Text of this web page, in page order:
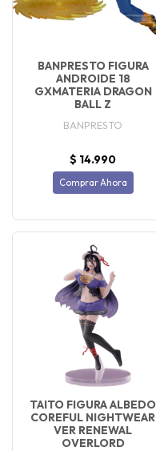
BANPRESTO FIGURA
ANDROIDE 18
GXMATERIA DRAGON
BALL Z
BANPRESTO
$ 14.990
Comprar Ahora
TAITO FIGURA ALBEDO
COREFUL NIGHTWEAR
VER RENEWAL
OVERLORD